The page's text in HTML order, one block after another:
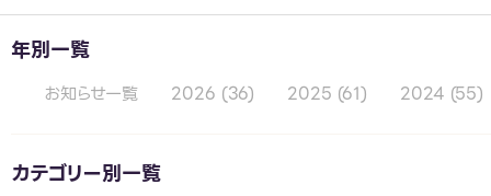
年別一覧
お知らせ一覧 2026 (36) 2025 (61) 2024 (55)
カテゴリー別一覧